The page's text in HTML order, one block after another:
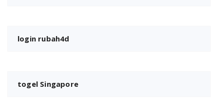
login rubah4d
togel Singapore